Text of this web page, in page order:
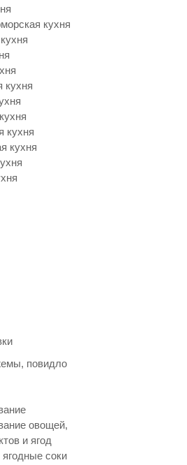
кухня
кухня
кухня
кухня
повидло
овощей,
и ягод
соки